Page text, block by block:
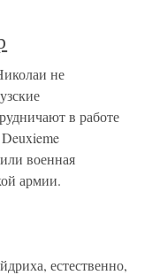
не
в работе
военная
армии.
естественно,